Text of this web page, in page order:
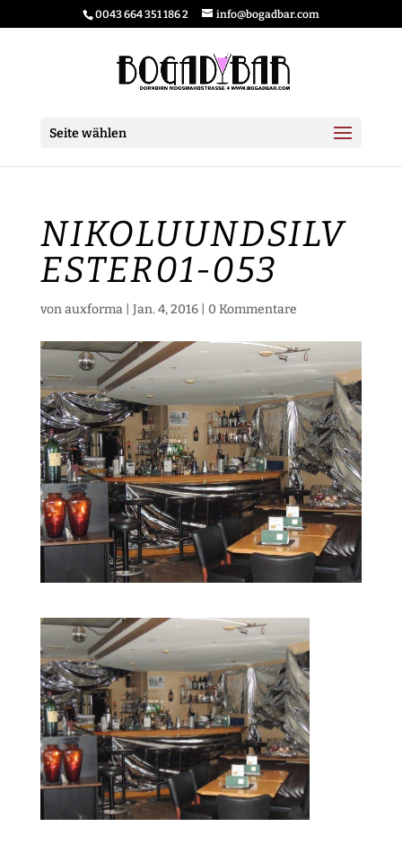
0043 664 351 186 2 info@bogadbar.com
Seite wählen
NIKOLUUNDSILV
ESTER01-053
vonauxforma| Jan. 4, 2016| 0 Kommentare